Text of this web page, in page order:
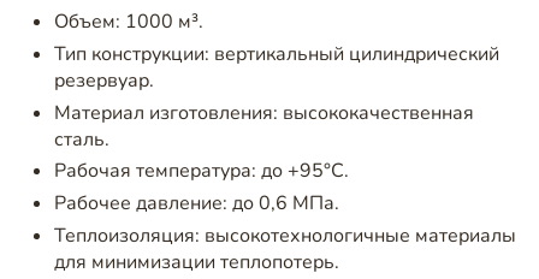
Объем: 1000 м³.
Тип конструкции: вертикальный цилиндрический
резервуар.
Материал изготовления: высококачественная
сталь.
Рабочая температура: до +95°C.
Рабочее давление: до 0,6 МПа.
Теплоизоляция: высокотехнологичные материалы
для минимизации теплопотерь.